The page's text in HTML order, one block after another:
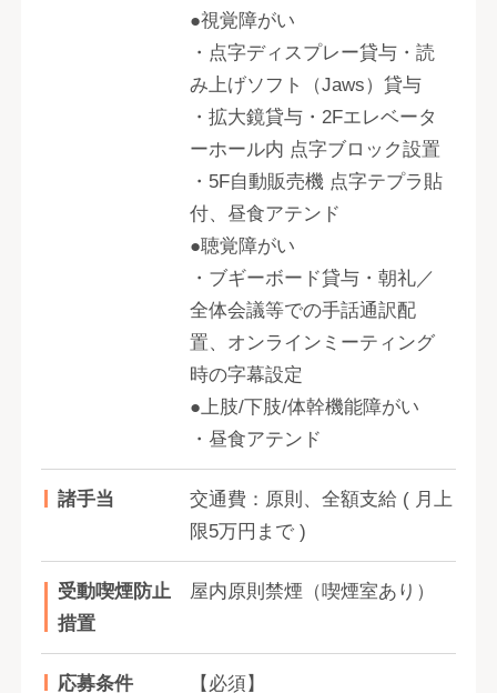
●視覚障がい
・点字ディスプレー貸与・読
み上げソフト（Jaws）貸与
・拡大鏡貸与・2Fエレベータ
ーホール内 点字ブロック設置
・5F自動販売機 点字テプラ貼
付、昼食アテンド
●聴覚障がい
・ブギーボード貸与・朝礼／
全体会議等での手話通訳配
置、オンラインミーティング
時の字幕設定
●上肢/下肢/体幹機能障がい
・昼食アテンド
諸手当
交通費：原則、全額支給 ( 月上
限5万円まで )
受動喫煙防止
措置
屋内原則禁煙（喫煙室あり）
応募条件
【必須】